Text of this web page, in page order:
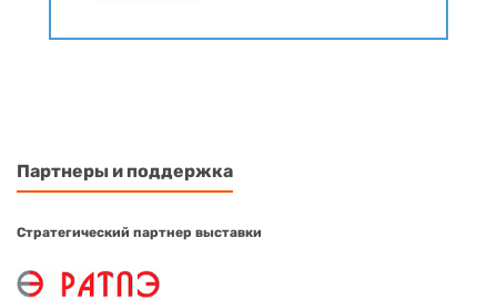
Партнеры и поддержка
Стратегический партнер выставки